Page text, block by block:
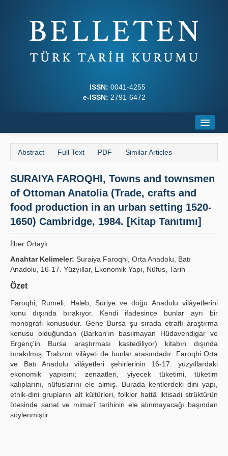
ISSN: 0041-4255
e-ISSN: 2791-6472
About
Journal Boards
Principles
Publication Policies
Guidelines
Contact Us
Abstract Full Text PDF Similar Articles
SURAIYA FAROQHI, Towns and townsmen
of Ottoman Anatolia (Trade, crafts and
food production in an urban setting 1520-
1650) Cambridge, 1984. [Kitap Tanıtımı]
İlber Ortaylı
Anahtar Kelimeler: Suraiya Faroqhi, Orta Anadolu, Batı
Anadolu, 16-17. Yüzyıllar, Ekonomik Yapı, Nüfus, Tarih
Özet
Faroqhi; Rumeli, Haleb, Suriye ve doğu Anadolu vilâyetlerini
konu dışında bırakıyor. Kendi ifadesince bunlar ayrı bir
monografi konusudur. Gene Bursa şu sırada etraflı araştırma
konusu olduğundan (Barkan'ın basılmayan Hüdavendigar ve
Ergenç'in Bursa araştırması kastediliyor) kitabın dışında
bırakılmış. Trabzon vilâyeti de bunlar arasındadır. Faroqhi Orta
ve Batı Anadolu vilâyetleri şehirlerinin 16-17. yüzyıllardaki
ekonomik yapısını; zenaatleri, yiyecek tüketimi, tüketim
kalıplarını, nüfuslarını ele almış. Burada kentlerdeki dini yapı,
etnik-dini grupların alt kültürleri, folklor hattâ iktisadi strüktürün
ötesinde sanat ve mimarî tarihinin ele alınmayacağı başından
söylenmiştir.